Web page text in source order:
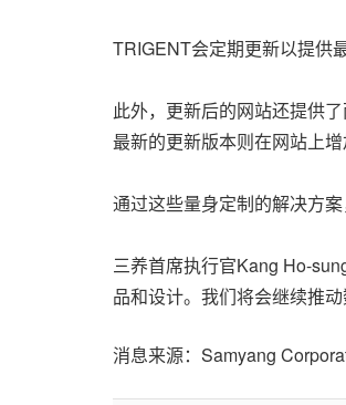
TRIGENT会定期更新以提供
此外，更新后的网站还提供
最新的更新版本则在网站上
通过这些量身定制的解决方
三养首席执行官Kang Ho-
品和设计。我们将会继续推
消息来源：Samyang